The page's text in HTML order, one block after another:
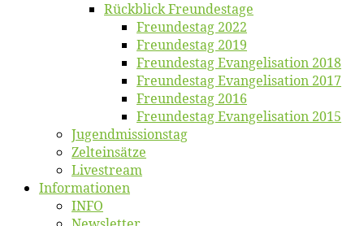
Rück­blick Freundestage
Freun­des­tag 2022
Freun­des­tag 2019
Freun­des­tag Evan­ge­li­sa­ti­on 2018
Freun­des­tag Evan­ge­li­sa­ti­on 2017
Freun­des­tag 2016
Freun­des­tag Evan­ge­li­sa­ti­on 2015
Jugend­mis­sions­tag
Zelt­ein­sät­ze
Live­stream
Informatio­nen
INFO